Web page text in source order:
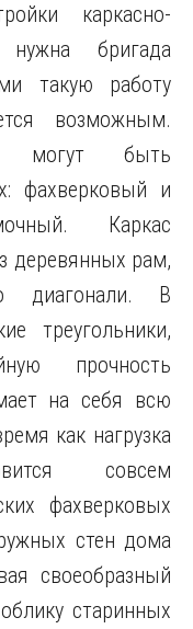
каркасно-
бригада
такую работу
возможным.
могут быть
фахверковый и
Каркас
деревянных рам,
диагонали. В
треугольники,
прочность
на себя всю
как нагрузка
совсем
фахверковых
стен дома
своеобразный
старинных